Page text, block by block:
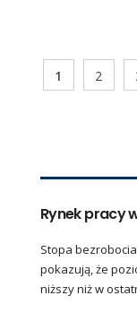
1 2
Rynek pracy
Stopa bezrobocia
pokazują, że
niższy niż w